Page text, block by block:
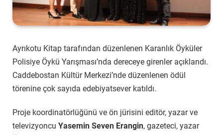
Ayrıkotu Kitap tarafından düzenlenen Karanlık Öyküler
Polisiye Öykü Yarışması’nda dereceye girenler açıklandı.
Caddebostan Kültür Merkezi’nde düzenlenen ödül
törenine çok sayıda edebiyatsever katıldı.
Proje koordinatörlüğünü ve ön jürisini editör, yazar ve
televizyoncu Yasemin Seven Erangin, gazeteci, yazar